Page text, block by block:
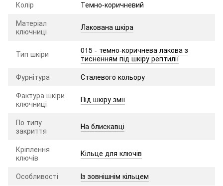
Колір
Темно-коричневий
Матеріал
ключниці
Лакована шкіра
Тип шкіри
015 - темно-коричнева лакова з
тисненням під шкіру рептилії
Фурнітура
Сталевого кольору
Фактура шкіри
ключниці
Під шкіру змії
По типу
закриття
На блискавці
Кріплення
ключів
Кільце для ключів
Особливості
Із зовнішнім кільцем